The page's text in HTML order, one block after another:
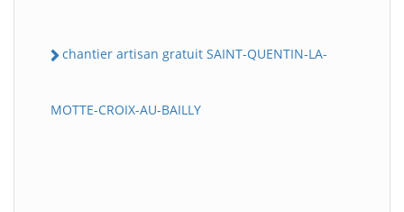
chantier artisan gratuit SAINT-QUENTIN-LA-
MOTTE-CROIX-AU-BAILLY